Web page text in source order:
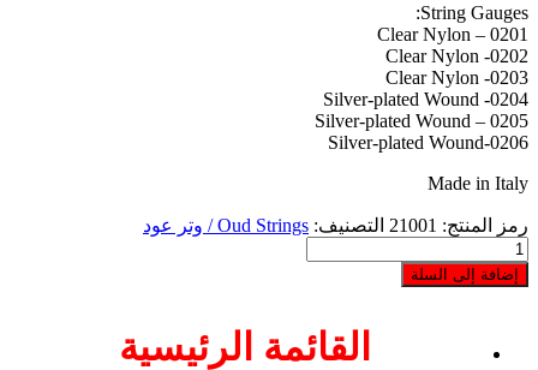
String Gauges:
0201 – Clear Nylon
0202- Clear Nylon
0203- Clear Nylon
0204- Silver-plated Wound
0205 – Silver-plated Wound
0206-Silver-plated Wound
Made in Italy
رمز المنتج: 21001 التصنيف: Oud Strings / وتر عود
كمية
Galli
0200
إضافة إلى السلة
القائمة الرئيسية